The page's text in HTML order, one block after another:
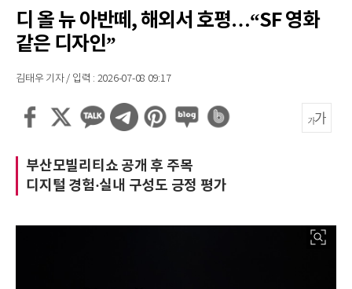
디 올 뉴 아반떼, 해외서 호평…“SF 영화
같은 디자인”
김태우 기자 / 입력 : 2026-07-08 09:17
부산모빌리티쇼 공개 후 주목
디지털 경험·실내 구성도 긍정 평가